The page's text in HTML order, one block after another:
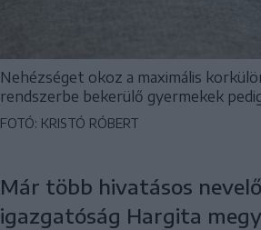
Nehézséget okoz a maximális
rendszerbe bekerülő gyermekek
FOTÓ: KRISTÓ RÓBERT
Már több hivatásos
igazgatóság Hargita